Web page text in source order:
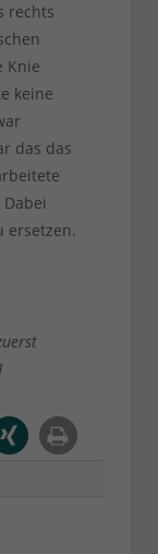
rechts
Knie
keine
das das
ersetzen.
]